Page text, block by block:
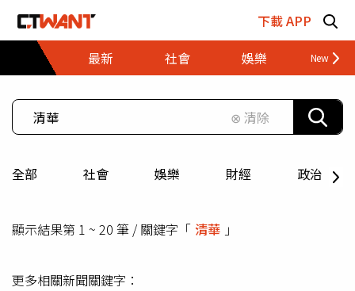
下載 APP
最新
社會 娛樂 財經
⊗ 清除
全部 社會 娛樂 財經 政治
顯示結果第 1 ~ 20 筆 / 關鍵字「 清華 」
更多相關新聞關鍵字：